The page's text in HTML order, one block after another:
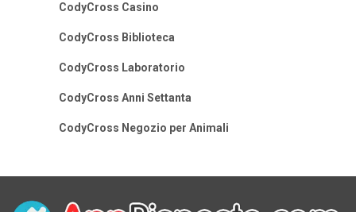
CodyCross Casino
CodyCross Biblioteca
CodyCross Laboratorio
CodyCross Anni Settanta
CodyCross Negozio per Animali